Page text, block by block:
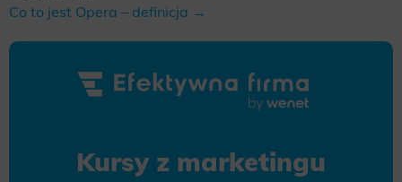
Co to jest Opera – definicja →
Kursy z marketingu